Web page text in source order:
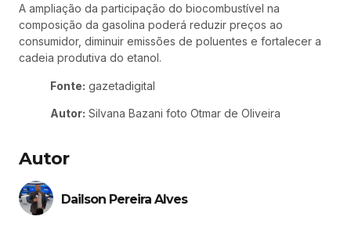
A ampliação da participação do biocombustível na
composição da gasolina poderá reduzir preços ao
consumidor, diminuir emissões de poluentes e fortalecer a
cadeia produtiva do etanol.
Fonte: gazetadigital
Autor: Silvana Bazani foto Otmar de Oliveira
Autor
Dailson Pereira Alves